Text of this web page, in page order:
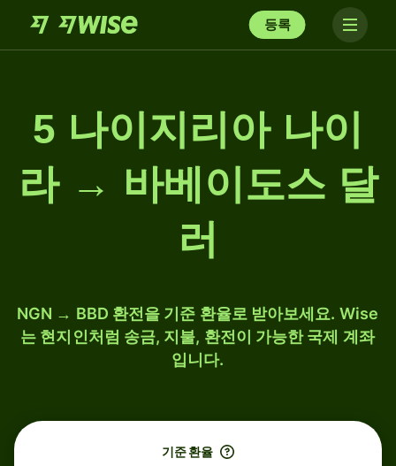
등록
5 나이지리아 나이
라 → 바베이도스 달
러
NGN → BBD 환전을 기준 환율로 받아보세요. Wise
는 현지인처럼 송금, 지불, 환전이 가능한 국제 계좌
입니다.
기준 환율